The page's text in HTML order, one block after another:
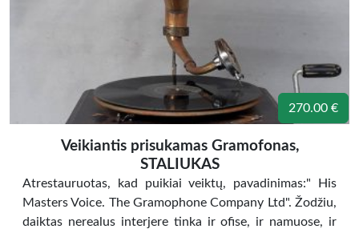
270.00 €
Veikiantis prisukamas Gramofonas,
STALIUKAS
Atrestauruotas, kad puikiai veiktų, pavadinimas:" His
Masters Voice. The Gramophone Company Ltd". Žodžiu,
daiktas nerealus interjere tinka ir ofise, ir namuose, ir